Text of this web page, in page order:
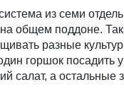
из семи
общем поддоне.
разные
горшок посадить
салат, а остальные